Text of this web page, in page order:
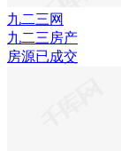
九二三网
九二三房产
房源已成交